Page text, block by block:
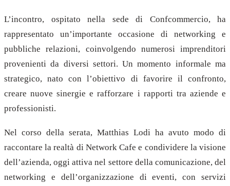
L’incontro, ospitato nella sede di Confcommercio, ha
rappresentato un’importante occasione di networking e
pubbliche relazioni, coinvolgendo numerosi imprenditori
provenienti da diversi settori. Un momento informale ma
strategico, nato con l’obiettivo di favorire il confronto,
creare nuove sinergie e rafforzare i rapporti tra aziende e
professionisti.
Nel corso della serata, Matthias Lodi ha avuto modo di
raccontare la realtà di Network Cafe e condividere la visione
dell’azienda, oggi attiva nel settore della comunicazione, del
networking e dell’organizzazione di eventi, con servizi